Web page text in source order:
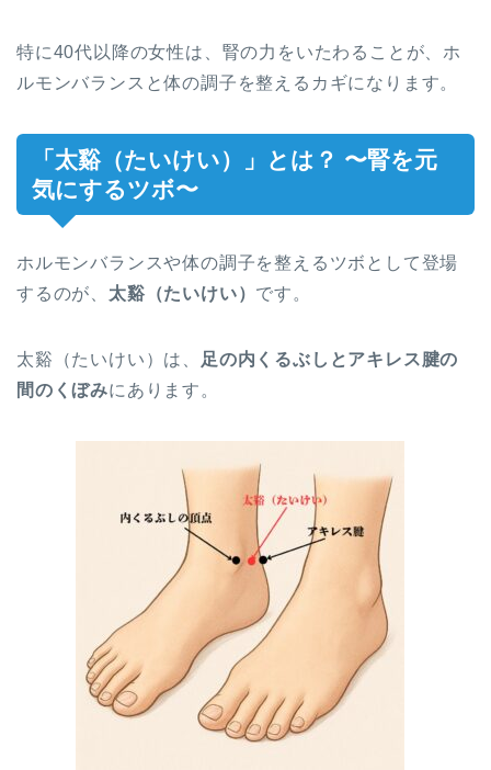
特に40代以降の女性は、腎の力をいたわることが、ホ
ルモンバランスと体の調子を整えるカギになります。
「太谿（たいけい）」とは？ 〜腎を元
気にするツボ〜
ホルモンバランスや体の調子を整えるツボとして登場
するのが、 太谿（たいけい） です。
太谿（たいけい）は、
足の内くるぶしとアキレス腱の
間のくぼみにあります。